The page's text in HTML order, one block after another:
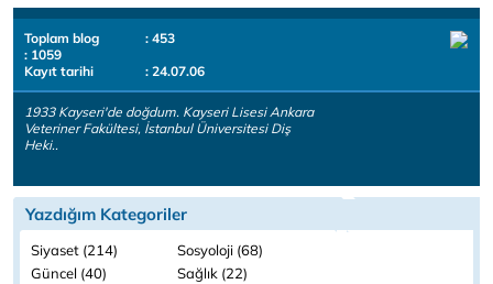
Toplam blog
: 453
: 1059
Kayıt tarihi
: 24.07.06
1933 Kayseri'de doğdum. Kayseri Lisesi Ankara
Veteriner Fakültesi, İstanbul Üniversitesi Diş
Heki..
Yazdığım Kategoriler
Siyaset (214)
Sosyoloji (68)
Güncel (40)
Sağlık (22)